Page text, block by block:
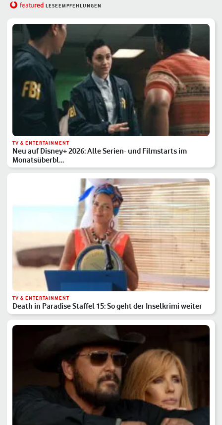
featured LESEEMPFEHLUNGEN
TV & ENTERTAINMENT
Neu auf Disney+ 2026: Alle Serien- und Filmstarts im
Monatsüberbl…
TV & ENTERTAINMENT
Death in Paradise Staffel 15: So geht der Inselkrimi weiter